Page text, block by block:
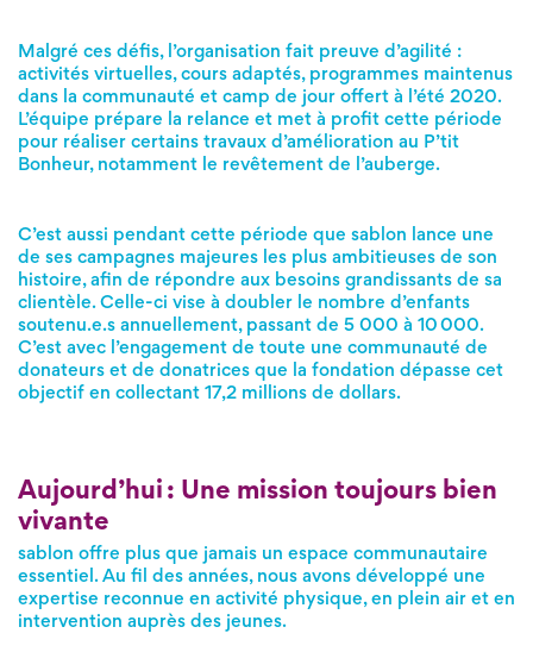
Malgré ces défis, l’organisation fait preuve d’agilité :
activités virtuelles, cours adaptés, programmes maintenus
dans la communauté et camp de jour offert à l’été 2020.
L’équipe prépare la relance et met à profit cette période
pour réaliser certains travaux d’amélioration au P’tit
Bonheur, notamment le revêtement de l’auberge.
C’est aussi pendant cette période que sablon lance une
de ses campagnes majeures les plus ambitieuses de son
histoire, afin de répondre aux besoins grandissants de sa
clientèle. Celle-ci vise à doubler le nombre d’enfants
soutenu.e.s annuellement, passant de 5 000 à 10 000.
C’est avec l’engagement de toute une communauté de
donateurs et de donatrices que la fondation dépasse cet
objectif en collectant 17,2 millions de dollars.
Aujourd’hui : Une mission toujours bien
vivante
sablon offre plus que jamais un espace communautaire
essentiel. Au fil des années, nous avons développé une
expertise reconnue en activité physique, en plein air et en
intervention auprès des jeunes.